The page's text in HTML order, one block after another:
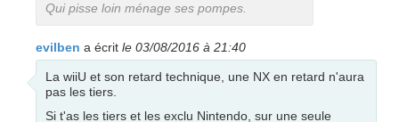
Qui pisse loin ménage ses pompes.
evilben a écrit le 03/08/2016 à 21:40
La wiiU et son retard technique, une NX en retard n'aura
pas les tiers.
Si t'as les tiers et les exclu Nintendo, sur une seule